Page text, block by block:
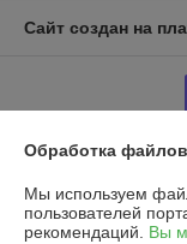
Сайт создан на
Информация для
Юридическое лицо:
Обработка
Мы используем
пользователей
рекомендаций. Вы